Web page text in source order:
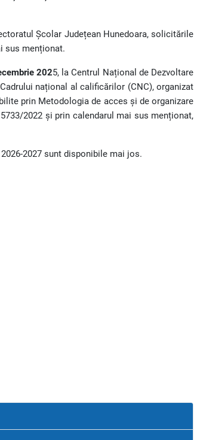
Școlar Județean Hunedoara, solicitările
sus menționat.
2025, la Centrul Național de Dezvoltare
național al calificărilor (CNC), organizat
prin Metodologia de acces și de organizare
2022 și prin calendarul mai sus menționat,
2027 sunt disponibile mai jos.